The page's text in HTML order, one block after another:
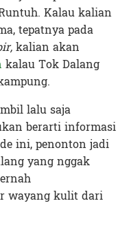
Kalau kalian
tepatnya pada
kalian akan
kalau Tok Dalang
lalu saja
berarti informasi
ini, penonton jadi
yang nggak
wayang kulit dari